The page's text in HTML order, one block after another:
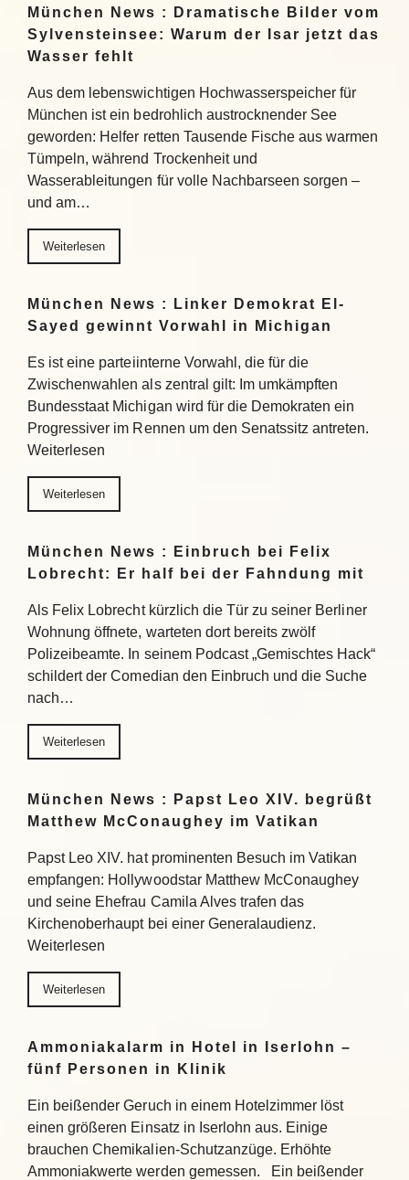
München News : Dramatische Bilder vom
Sylvensteinsee: Warum der Isar jetzt das
Wasser fehlt
Aus dem lebenswichtigen Hochwasserspeicher für
München ist ein bedrohlich austrocknender See
geworden: Helfer retten Tausende Fische aus warmen
Tümpeln, während Trockenheit und
Wasserableitungen für volle Nachbarseen sorgen –
und am…
Weiterlesen
München News : Linker Demokrat El-
Sayed gewinnt Vorwahl in Michigan
Es ist eine parteiinterne Vorwahl, die für die
Zwischenwahlen als zentral gilt: Im umkämpften
Bundesstaat Michigan wird für die Demokraten ein
Progressiver im Rennen um den Senatssitz antreten.
Weiterlesen
Weiterlesen
München News : Einbruch bei Felix
Lobrecht: Er half bei der Fahndung mit
Als Felix Lobrecht kürzlich die Tür zu seiner Berliner
Wohnung öffnete, warteten dort bereits zwölf
Polizeibeamte. In seinem Podcast „Gemischtes Hack“
schildert der Comedian den Einbruch und die Suche
nach…
Weiterlesen
München News : Papst Leo XIV. begrüßt
Matthew McConaughey im Vatikan
Papst Leo XIV. hat prominenten Besuch im Vatikan
empfangen: Hollywoodstar Matthew McConaughey
und seine Ehefrau Camila Alves trafen das
Kirchenoberhaupt bei einer Generalaudienz.
Weiterlesen
Weiterlesen
Ammoniakalarm in Hotel in Iserlohn –
fünf Personen in Klinik
Ein beißender Geruch in einem Hotelzimmer löst
einen größeren Einsatz in Iserlohn aus. Einige
brauchen Chemikalien-Schutzanzüge. Erhöhte
Ammoniakwerte werden gemessen. Ein beißender